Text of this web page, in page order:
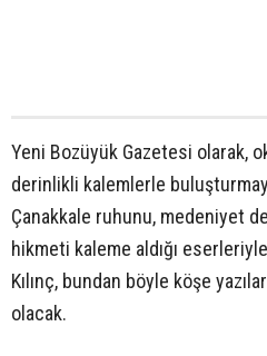
Yeni Bozüyük Gazetesi olarak,
derinlikli kalemlerle
Çanakkale ruhunu, medeniyet
hikmeti kaleme aldığı
Kılınç, bundan böyle köşe
olacak.